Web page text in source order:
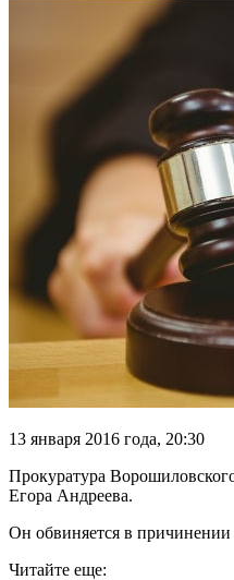
13 января 2016 года, 20:30
Прокуратура
Егора Андреева.
Он обвиняется в причинении
Читайте еще: